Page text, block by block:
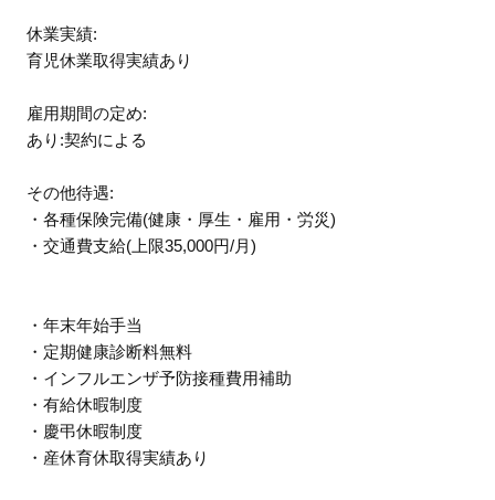
休業実績:
育児休業取得実績あり
雇用期間の定め:
あり:契約による
その他待遇:
・各種保険完備(健康・厚生・雇用・労災)
・交通費支給(上限35,000円/月)
・年末年始手当
・定期健康診断料無料
・インフルエンザ予防接種費用補助
・有給休暇制度
・慶弔休暇制度
・産休育休取得実績あり